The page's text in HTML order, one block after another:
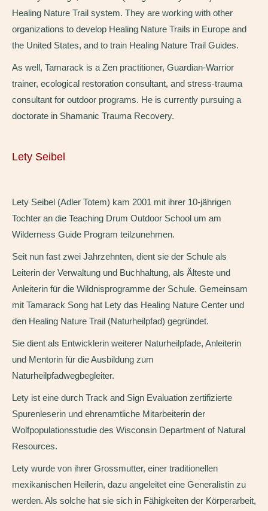
Healing Nature Trail system. They are working with other
organizations to develop Healing Nature Trails in Europe and
the United States, and to train Healing Nature Trail Guides.
As well, Tamarack is a Zen practitioner, Guardian-Warrior
trainer, ecological restoration consultant, and stress-trauma
consultant for outdoor programs. He is currently pursuing a
doctorate in Shamanic Trauma Recovery.
Lety Seibel
Lety Seibel (Adler Totem) kam 2001 mit ihrer 10-jährigen
Tochter an die Teaching Drum Outdoor School um am
Wilderness Guide Program teilzunehmen.
Seit nun fast zwei Jahrzehnten, dient sie der Schule als
Leiterin der Verwaltung und Buchhaltung, als Älteste und
Anleiterin für die Wildnisprogramme der Schule. Gemeinsam
mit Tamarack Song hat Lety das Healing Nature Center und
den Healing Nature Trail (Naturheilpfad) gegründet.
Sie dient als Entwicklerin weiterer Naturheilpfade, Anleiterin
und Mentorin für die Ausbildung zum
Naturheilpfadwegbegleiter.
Lety ist eine durch Track and Sign Evaluation zertifizierte
Spurenleserin und ehrenamtliche Mitarbeiterin der
Wolfpopulationsstudie des Wisconsin Department of Natural
Resources.
Lety wurde von ihrer Grossmutter, einer traditionellen
mexikanischen Heilerin, dazu angeleitet eine Generalistin zu
werden. Als solche hat sie sich in Fähigkeiten der Körperarbeit,